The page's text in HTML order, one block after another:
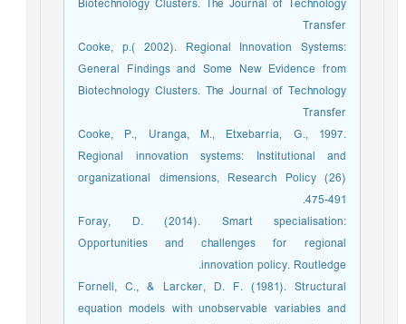
Biotechnology Clusters. The Journal of Technology
Transfer
Cooke, p.( 2002). Regional Innovation Systems:
General Findings and Some New Evidence from
Biotechnology Clusters. The Journal of Technology
Transfer
Cooke, P., Uranga, M., Etxebarria, G., 1997.
Regional innovation systems: Institutional and
organizational dimensions, Research Policy (26)
475-491.
Foray, D. (2014). Smart specialisation:
Opportunities and challenges for regional
innovation policy. Routledge.‏
Fornell, C., & Larcker, D. F. (1981). Structural
equation models with unobservable variables and